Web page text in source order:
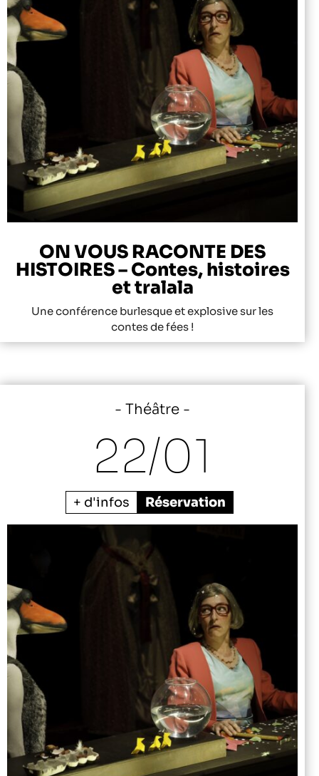
ON VOUS RACONTE DES
HISTOIRES – Contes, histoires
et tralala
Une conférence burlesque et explosive sur les
contes de fées !
Théâtre
22/01
+ d'infos Réservation